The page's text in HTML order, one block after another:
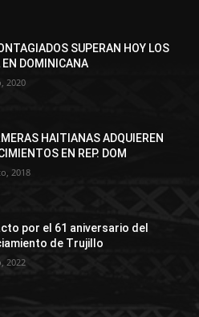
SUPERAN HOY LOS
DOMINICANA
2020
HAITIANAS ADQUIEREN
EN REP. DOM
2018
por el 61 aniversario del
de Trujillo
2022